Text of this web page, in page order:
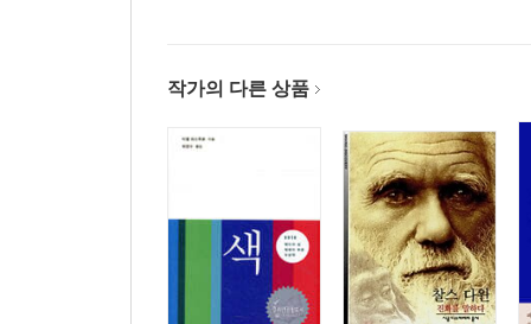
작가의 다른 상품